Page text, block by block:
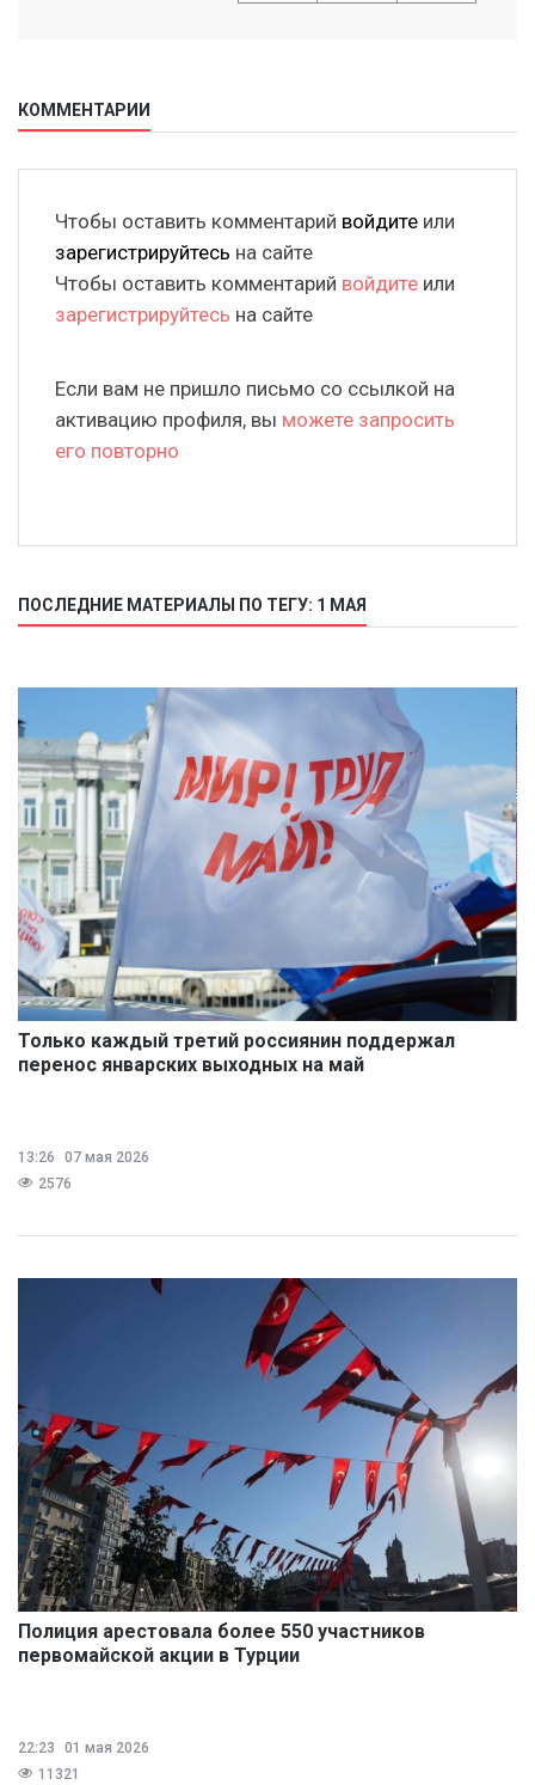
КОММЕНТАРИИ
Чтобы оставить комментарий войдите или
зарегистрируйтесь на сайте
Чтобы оставить комментарий войдите или
зарегистрируйтесь на сайте
Если вам не пришло письмо со ссылкой на
активацию профиля, вы можете запросить
его повторно
ПОСЛЕДНИЕ МАТЕРИАЛЫ ПО ТЕГУ: 1 МАЯ
Только каждый третий россиянин поддержал
перенос январских выходных на май
13:26
07 мая 2026
2576
Полиция арестовала более 550 участников
первомайской акции в Турции
22:23
01 мая 2026
11321